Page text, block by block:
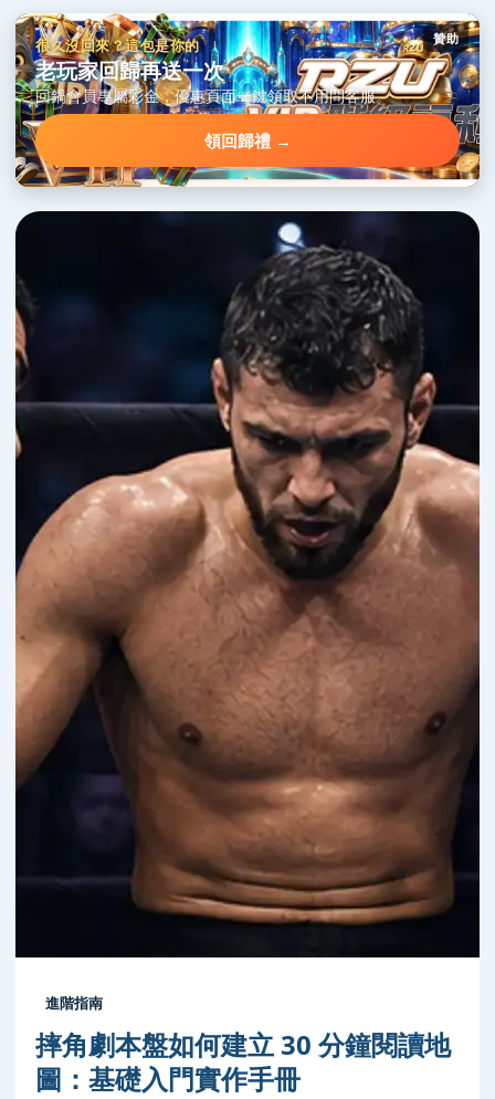
贊助
很久沒回來？這包是你的
老玩家回歸再送一次
回鍋會員專屬彩金，優惠頁面一鍵領取不用問客服。
領回歸禮 →
進階指南
摔角劇本盤如何建立 30 分鐘閱讀地
圖：基礎入門實作手冊